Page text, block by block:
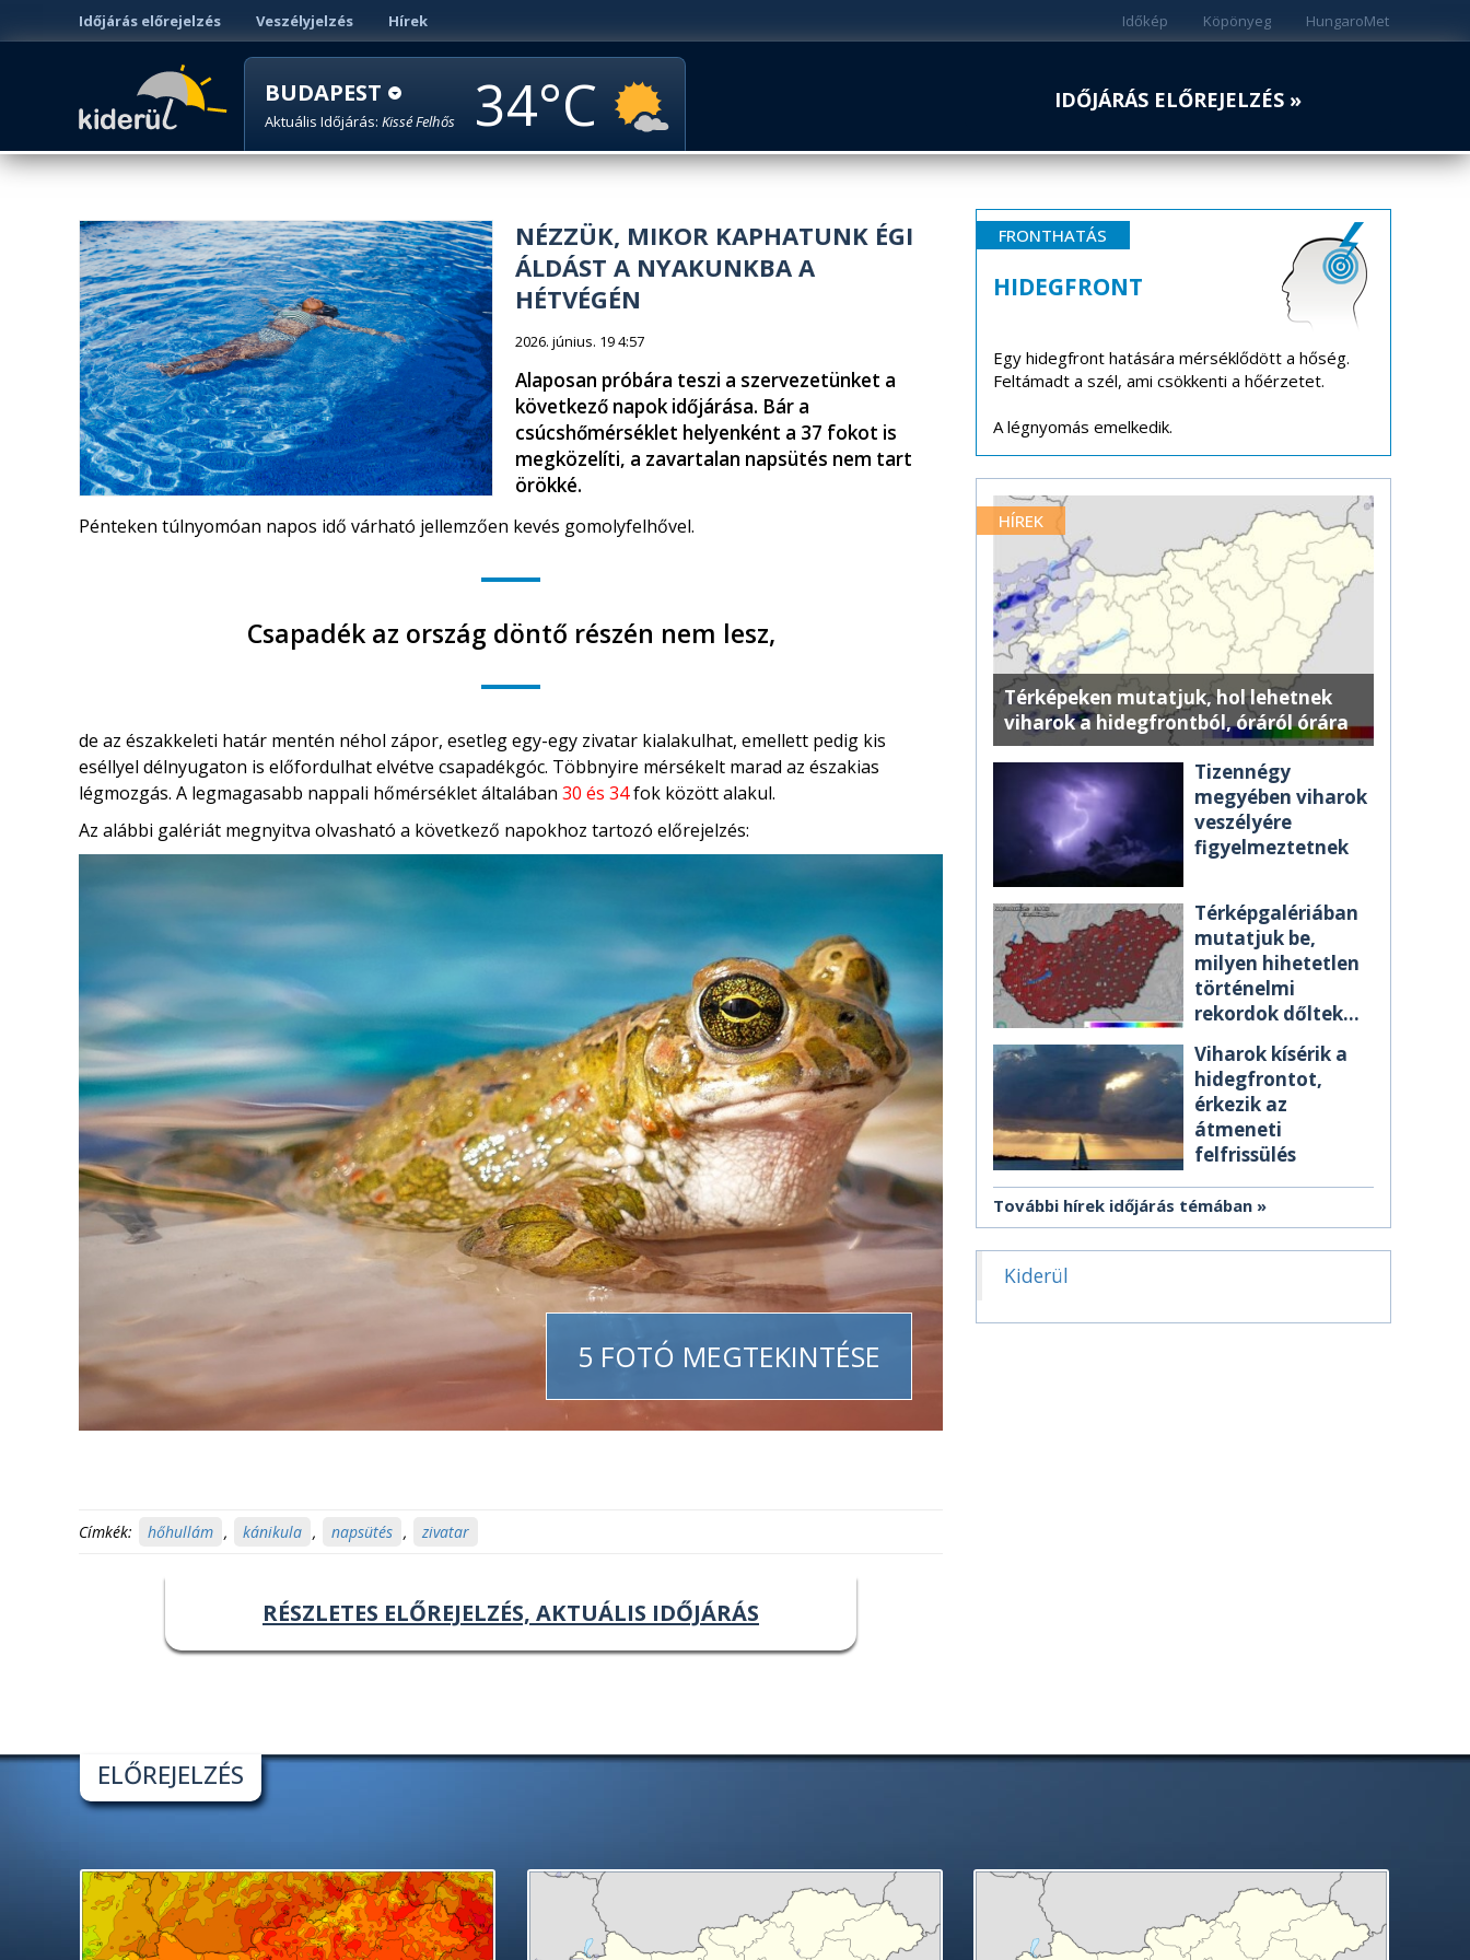
Időjárás előrejelzés Veszélyjelzés Hírek HungaroMet
Köpönyeg
Időkép
BUDAPEST
Aktuális Időjárás: Kissé Felhős 34 IDŐJÁRÁS ELŐREJELZÉS »
NÉZZÜK, MIKOR KAPHATUNK ÉGI
ÁLDÁST A NYAKUNKBA A
HÉTVÉGÉN
2026. június. 19 4:57
Alaposan próbára teszi a szervezetünket a
következő napok időjárása. Bár a
csúcshőmérséklet helyenként a 37 fokot is
megközelíti, a zavartalan napsütés nem tart
örökké.
Pénteken túlnyomóan napos idő várható jellemzően kevés gomolyfelhővel.
Csapadék az ország döntő részén nem lesz,
de az északkeleti határ mentén néhol zápor, esetleg egy-egy zivatar kialakulhat, emellett pedig kis
eséllyel délnyugaton is előfordulhat elvétve csapadékgóc. Többnyire mérsékelt marad az északias
légmozgás. A legmagasabb nappali hőmérséklet általában 30 és 34fok között alakul.
Az alábbi galériát megnyitva olvasható a következő napokhoz tartozó előrejelzés:
5 FOTÓ MEGTEKINTÉSE
Címkék: hőhullám , kánikula , napsütés , zivatar
RÉSZLETES ELŐREJELZÉS, AKTUÁLIS IDŐJÁRÁS
FRONTHATÁS
HIDEGFRONT
Egy hidegfront hatására mérséklődött a hőség.
Feltámadt a szél, ami csökkenti a hőérzetet.
A légnyomás emelkedik.
HÍREK
Térképeken mutatjuk, hol lehetnek
viharok a hidegfrontból, óráról órára
Tizennégy
megyében viharok
veszélyére
figyelmeztetnek
Térképgalériában
mutatjuk be,
milyen hihetetlen
történelmi
rekordok dőltek
Viharok kísérik a
hidegfrontot,
érkezik az
átmeneti
felfrissülés
További hírek időjárás témában
Kiderül
ELŐREJELZÉS